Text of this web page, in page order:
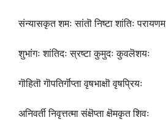
संन्यासकृत शमः सांतॊ निष्टा शांतिः परायणम
शुभांगः शांतिदः स्रष्टा कुमुदः कुवलॆशयः
गॊहितॊ गॊपतिर्गॊप्ता वृषभाक्षॊ वृषप्रियः
अनिवर्ती निवृत्तत्मा संक्षॆप्ता क्षॆमकृत शिवः